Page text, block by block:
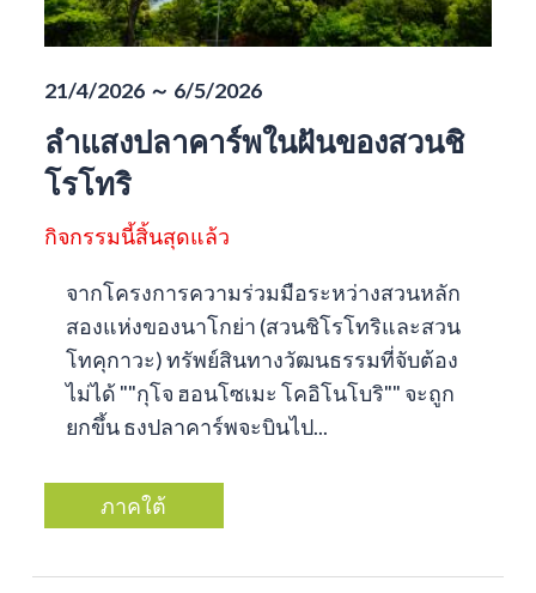
21/4/2026 ～ 6/5/2026
ลำแสงปลาคาร์พในฝันของสวนชิ
โรโทริ
กิจกรรมนี้สิ้นสุดแล้ว
จากโครงการความร่วมมือระหว่างสวนหลัก
สองแห่งของนาโกย่า (สวนชิโรโทริและสวน
โทคุกาวะ) ทรัพย์สินทางวัฒนธรรมที่จับต้อง
ไม่ได้ ""กุโจ ฮอนโซเมะ โคอิโนโบริ"" จะถูก
ยกขึ้น ธงปลาคาร์พจะบินไป...
ภาคใต้